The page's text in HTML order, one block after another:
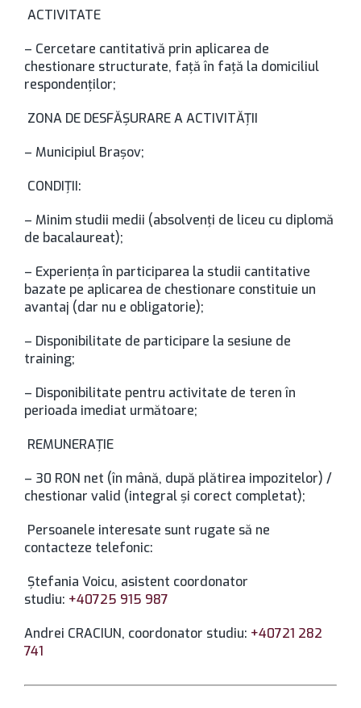
ACTIVITATE
– Cercetare cantitativă prin aplicarea de
chestionare structurate, faţă în faţă la domiciliul
respondenţilor;
ZONA DE DESFĂŞURARE A ACTIVITĂŢII
– Municipiul Braşov;
CONDIŢII:
– Minim studii medii (absolvenți de liceu cu diplomă
de bacalaureat);
– Experienţa în participarea la studii cantitative
bazate pe aplicarea de chestionare constituie un
avantaj (dar nu e obligatorie);
– Disponibilitate de participare la sesiune de
training;
– Disponibilitate pentru activitate de teren în
perioada imediat următoare;
REMUNERAŢIE
– 30 RON net (în mână, după plătirea impozitelor) /
chestionar valid (integral şi corect completat);
Persoanele interesate sunt rugate să ne
contacteze telefonic:
Ștefania Voicu, asistent coordonator
studiu: +40725 915 987
Andrei CRACIUN, coordonator studiu: +40721 282
741